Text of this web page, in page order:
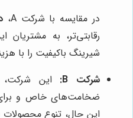
در مقایسه با شرکت A،
رقابتی‌تر، به مشتریان
شیرینگ باکیفیت را با
شرکت B:
این شرکت،
ضخامت‌های خاص و برای
این حال، تنوع